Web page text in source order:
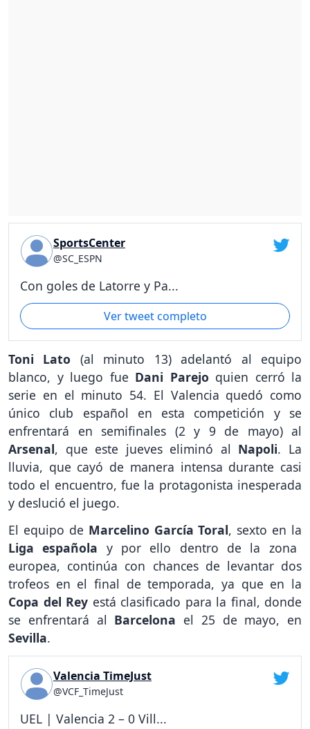
SportsCenter
@SC_ESPN
Con goles de Latorre y Pa...
Ver tweet completo
Toni Lato (al minuto 13) adelantó al equipo
blanco, y luego fue Dani Parejo quien cerró la
serie en el minuto 54. El Valencia quedó como
único club español en esta competición y se
enfrentará en semifinales (2 y 9 de mayo) al
Arsenal, que este jueves eliminó al Napoli. La
lluvia, que cayó de manera intensa durante casi
todo el encuentro, fue la protagonista inesperada
y deslució el juego.
El equipo de Marcelino García Toral, sexto en la
Liga española y por ello dentro de la zona
europea, continúa con chances de levantar dos
trofeos en el final de temporada, ya que en la
Copa del Rey está clasificado para la final, donde
se enfrentará al Barcelona el 25 de mayo, en
Sevilla.
Valencia TimeJust
@VCF_TimeJust
UEL | Valencia 2 – 0 Vill...